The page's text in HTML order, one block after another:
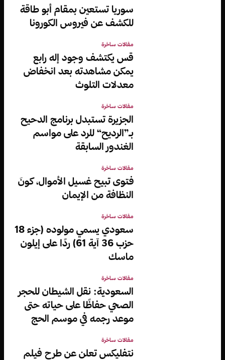
سوريا تستعين بمقام أبو طاقة
للكشف عن فيروس الكورونا
مقالات ساخرة
قس يكتشف وجود إله رابع
يمكن مشاهدته بعد انخفاض
معدلات التلوث
مقالات ساخرة
الجزيرة تستبدل برنامج الدحيح
بـ”الرديح“ للرد على مواسم
الغندور السابقة
مقالات ساخرة
فتوى تبيح غسيل الأموال، كونَ
النظافة من الإيمان
مقالات ساخرة
سعودي يسمي مولوده (جزء 18
حزب 36 آية 61) ردًا على إيلون
ماسك
مقالات ساخرة
السعودية: نقل الشيطان للحجر
الصحي حفاظًا على حياته حتى
موعد رجمه في موسم الحج
مقالات ساخرة
نتفليكس تعلن عن طرح فيلم